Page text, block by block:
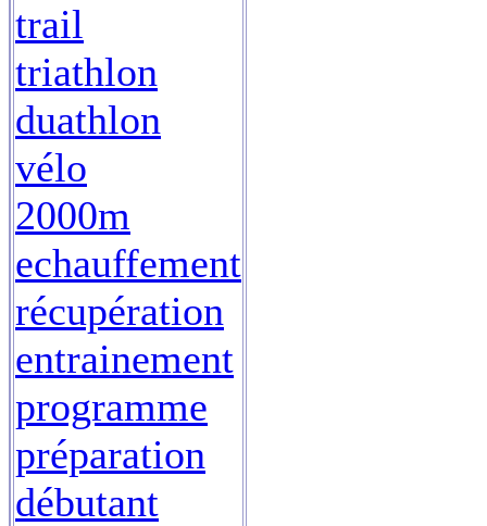
trail
triathlon
duathlon
vélo
2000m
echauffement
récupération
entrainement
programme
préparation
débutant